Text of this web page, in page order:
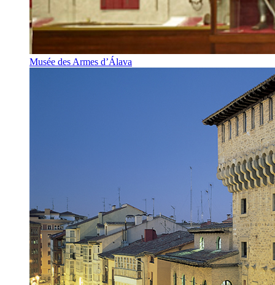
Musée des Armes d’Álava